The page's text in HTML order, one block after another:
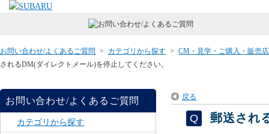
お問い合わせ/よくあるご質問 > カテゴリから探す > CM・見学・ご購入・販売
されるDM(ダイレクトメール)を停止してください。
お問い合わせ/よくあるご質問
カテゴリから探す
戻る
郵送され